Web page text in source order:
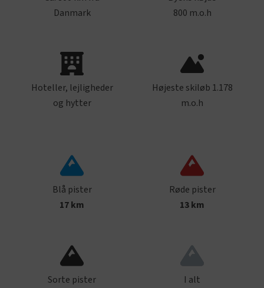
Danmark
800 m.o.h
Hoteller, lejligheder
og hytter
Højeste skiløb 1.178
m.o.h
Blå pister
17 km
Røde pister
13 km
Sorte pister
I alt